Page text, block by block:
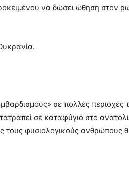
να δώσει ώθηση στον
σε πολλές περιοχές
σε καταφύγιο στο
τους φυσιολογικούς ανθρώπους